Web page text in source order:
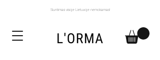
Siuntimas visoje Lietuvoje nemokamas!